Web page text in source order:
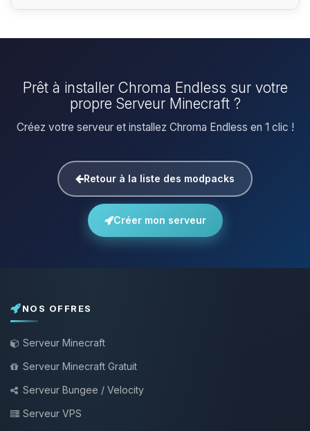
Prêt à installer Chroma Endless sur votre
propre Serveur Minecraft ?
Créez votre serveur et installez Chroma Endless en 1 clic !
Retour à la liste des modpacks
Créer mon serveur
NOS OFFRES
Serveur Minecraft
Serveur Minecraft Gratuit
Serveur Bungee / Velocity
Serveur VPS